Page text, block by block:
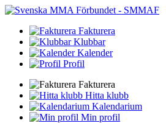
Fakturera
Klubbar
Kalender
Profil
Fakturera
Hitta klubb
Kalendarium
Min profil